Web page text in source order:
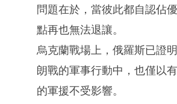
問題在於，當彼此都自認佔
點再也無法退讓。
烏克蘭戰場上，俄羅斯已證
朗戰的軍事行動中，也僅以
的軍援不受影響。